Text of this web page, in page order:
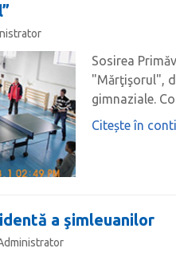
Sosirea
"Mărţişorul",
gimnaziale.
Citește în
a şimleuanilor